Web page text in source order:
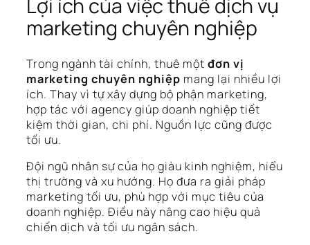
Lợi ích của việc thuê dịch vụ
marketing chuyên nghiệp
Trong ngành tài chính, thuê một đơn vị
marketing chuyên nghiệp mang lại nhiều lợi
ích. Thay vì tự xây dựng bộ phận marketing,
hợp tác với agency giúp doanh nghiệp tiết
kiệm thời gian, chi phí. Nguồn lực cũng được
tối ưu.
Đội ngũ nhân sự của họ giàu kinh nghiệm, hiểu
thị trường và xu hướng. Họ đưa ra giải pháp
marketing tối ưu, phù hợp với mục tiêu của
doanh nghiệp. Điều này nâng cao hiệu quả
chiến dịch và tối ưu ngân sách.